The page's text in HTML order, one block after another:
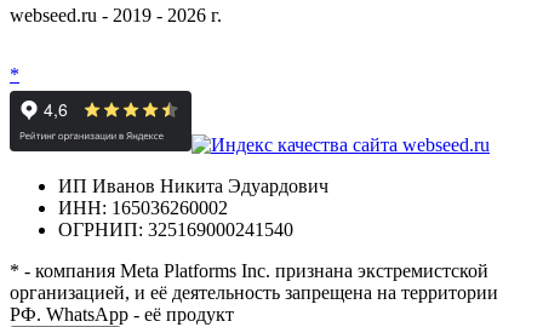
webseed.ru - 2019 - 2026 г.
*
ИП Иванов Никита Эдуардович
ИНН: 165036260002
ОГРНИП: 325169000241540
* - компания Meta Platforms Inc. признана экстремистской
организацией, и её деятельность запрещена на территории
РФ. WhatsApp - её продукт